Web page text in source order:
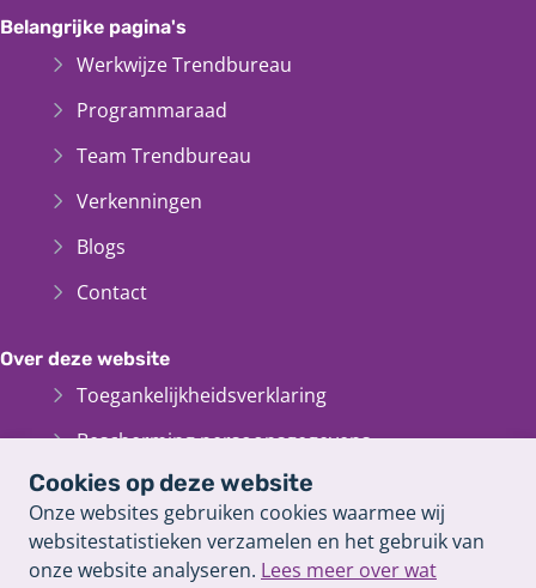
Cookies op deze website
Onze websites gebruiken cookies waarmee wij
websitestatistieken verzamelen en het gebruik van
onze website analyseren. Lees meer over wat
Belangrijke pagina's
Werkwijze Trendbureau
Programmaraad
Team Trendbureau
Verkenningen
Blogs
Contact
Over deze website
Toegankelijkheidsverklaring
Bescherming persoonsgegevens
Informatiebeveiliging
Cookieverklaring
Proclaimer